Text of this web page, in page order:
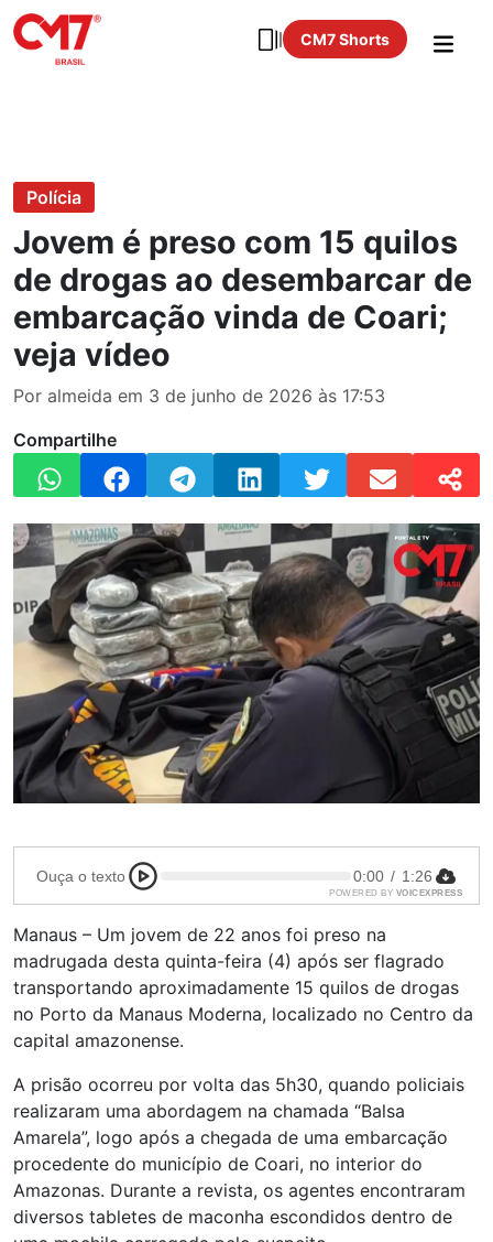
CM7 Shorts
Polícia
Jovem é preso com 15 quilos
de drogas ao desembarcar de
embarcação vinda de Coari;
veja vídeo
Por almeida em 3 de junho de 2026 às 17:53
Compartilhe
Ouça o texto 0:00 / 1:26
POWERED BY VOICEXPRESS
Manaus – Um jovem de 22 anos foi preso na
madrugada desta quinta-feira (4) após ser flagrado
transportando aproximadamente 15 quilos de drogas
no Porto da Manaus Moderna, localizado no Centro da
capital amazonense.
A prisão ocorreu por volta das 5h30, quando policiais
realizaram uma abordagem na chamada “Balsa
Amarela”, logo após a chegada de uma embarcação
procedente do município de Coari, no interior do
Amazonas. Durante a revista, os agentes encontraram
diversos tabletes de maconha escondidos dentro de